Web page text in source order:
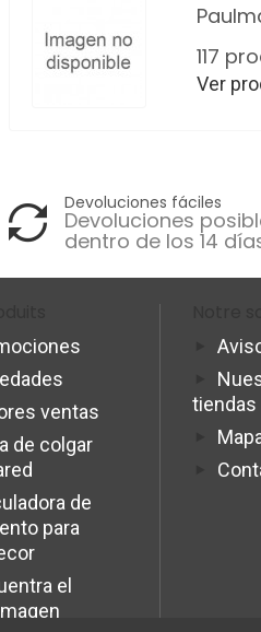
117
Ver
Devoluciones fáciles
Devoluciones
dentro de los 14
ventas
de colgar
de
para
el
tiendas